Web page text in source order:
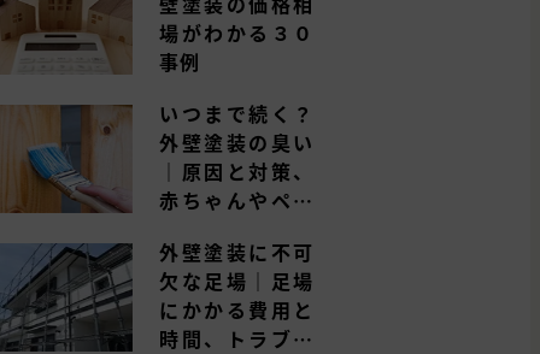
場がわかる３０
事例
いつまで続く？
外壁塗装の臭い
｜原因と対策、
赤ちゃんやペッ
外壁塗装に不可
欠な足場｜足場
にかかる費用と
時間、トラブル